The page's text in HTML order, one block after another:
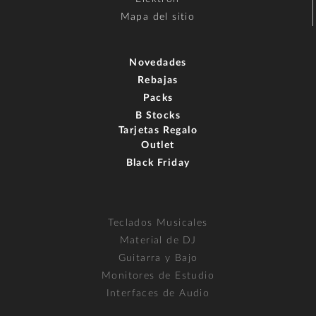
Mapa del sitio
Novedades
Rebajas
Packs
B Stocks
Tarjetas Regalo
Outlet
Black Friday
Teclados Musicales
Material de DJ
Guitarra y Bajo
Monitores de Estudio
Interfaces de Audio